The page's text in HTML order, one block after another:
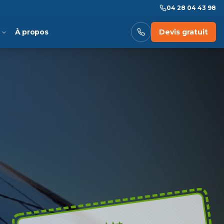
04 28 04 43 98
À propos Devis gratuit